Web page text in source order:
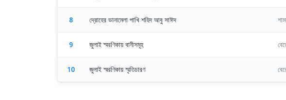
8 দ্রোহের ডানামেলা পাখি শহিদ আবু সাঈদ
9 জুলাই স্মরণিকায় বানীসমূহ
10 জুলাই স্মরণিকায় স্মৃতিচারণ